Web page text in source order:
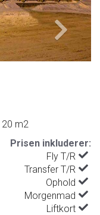
20 m2
Prisen inkluderer:
Fly T/R
Transfer T/R
Ophold
Morgenmad
Liftkort